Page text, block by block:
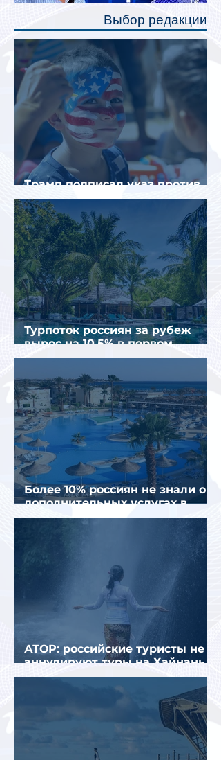
полку во время сна или отдыха,
Выбор редакции
Трамп подписал указ против
«родильного туризма» в США
Турпоток россиян за рубеж
вырос на 10,5% в первом
полугодии 2026 года
Более 10% россиян не знали о
дополнительных услугах в
отелях
АТОР: российские туристы не
аннулируют туры на Хайнань
из-за тайфуна «Дельфин»